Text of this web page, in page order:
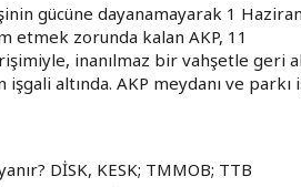
gücüne dayanamayarak 1 Haziran
etmek zorunda kalan AKP, 11
inanılmaz bir vahşetle geri
altında. AKP meydanı ve parkı
DİSK, KESK; TMMOB; TTB